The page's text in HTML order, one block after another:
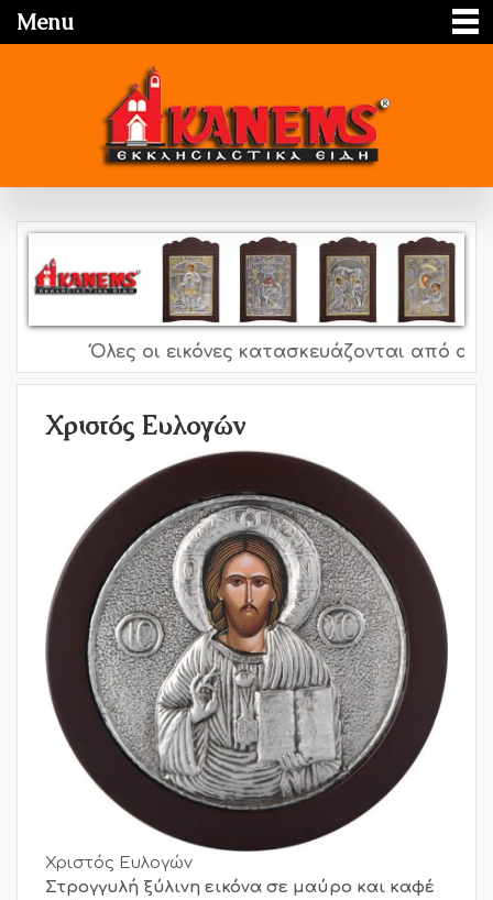
Menu
Όλες οι εικόνες κατασκευάζονται από
Χριστός Ευλογών
Χριστός Ευλογών
Στρογγυλή ξύλινη εικόνα σε μαύρο και καφέ